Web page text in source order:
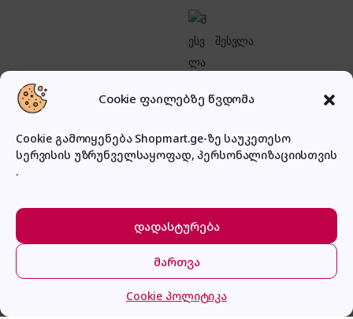
Cookie ფაილებზე წვდომა
Cookie გამოიყენება Shopmart.ge-ზე საუკეთესო
სერვისის უზრუნველსაყოფად, პერსონალიზაციისთვის
.
დადასტურება
მართვა
Cookie პოლიტიკა
შესვლა
პირადი კაბინეტი
Zilan ZLN1147
მთავარი კატეგორიები კალათა შესვლა